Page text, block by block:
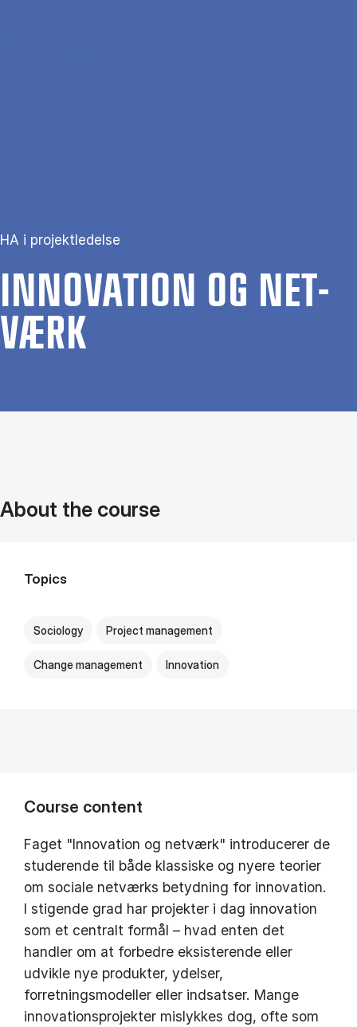
HA i projektledelse
IN­NOVA­TION OG NET­
VÆRK
About the course
Topics
Sociology Project management
Change management Innovation
Course content
Faget "Innovation og netværk" introducerer de
studerende til både klassiske og nyere teorier
om sociale netværks betydning for innovation.
I stigende grad har projekter i dag innovation
som et centralt formål – hvad enten det
handler om at forbedre eksisterende eller
udvikle nye produkter, ydelser,
forretningsmodeller eller indsatser. Mange
innovationsprojekter mislykkes dog, ofte som